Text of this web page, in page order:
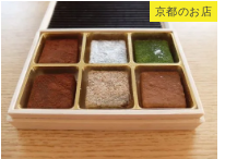
京都のお店